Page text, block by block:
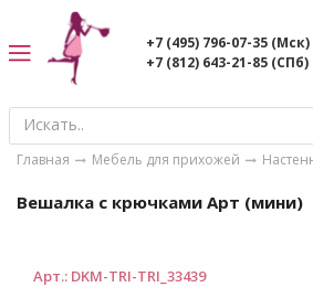
+7 (495) 796-07-35 (Мск)
+7 (812) 643-21-85 (СПб)
Главная Мебель для прихожей
Вешалка с крючками Арт (мини)
Арт.: DKM-TRI-TRI_33439